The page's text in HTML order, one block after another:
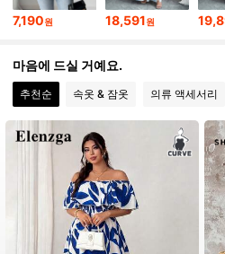
4.84 651K 팔로워
4.84 651K 팔로워
7,190원 18,591원
마음에 드실 거예요.
추천순 속옷 & 잠옷 의류 액세서리